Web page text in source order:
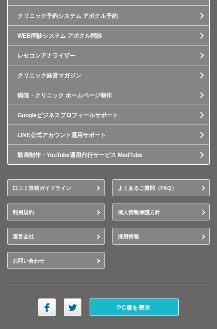
クリニック予約システム アポクル予約
WEB問診システム アポクル問診
レセコンアナライザー
クリニック経営マガジン
病院・クリニック ホームページ制作
Googleビジネスプロフィールサポート
LINE公式アカウント運用サポート
動画制作・YouTube運用代行サービス MedTube
口コミ投稿ガイドライン よくあるご質問（FAQ）
利用規約 個人情報保護方針
運営会社 採用情報
お問い合わせ
PC版を表示